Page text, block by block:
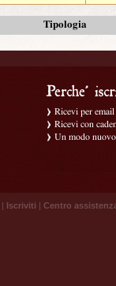
Tipologia
Ricevi per
Ricevi con
Un modo
| Iscriviti | Centro